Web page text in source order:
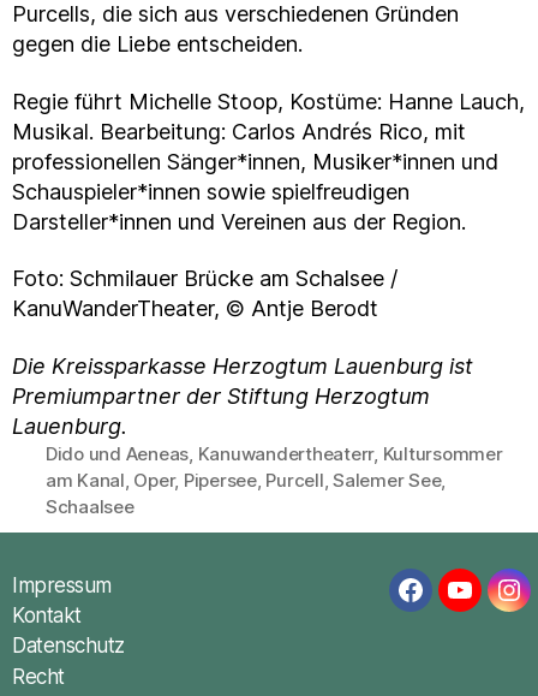
Purcells, die sich aus verschiedenen Gründen
gegen die Liebe entscheiden.
Regie führt Michelle Stoop, Kostüme: Hanne Lauch,
Musikal. Bearbeitung: Carlos Andrés Rico, mit
professionellen Sänger*innen, Musiker*innen und
Schauspieler*innen sowie spielfreudigen
Darsteller*innen und Vereinen aus der Region.
Foto: Schmilauer Brücke am Schalsee /
KanuWanderTheater, © Antje Berodt
Die Kreissparkasse Herzogtum Lauenburg ist
Premiumpartner der Stiftung Herzogtum
Lauenburg.
Schlagwörter
Dido und Aeneas Kanuwandertheaterr, Kultursommer
am Kanal Oper, Pipersee, Purcell ,Salemer See,
Schaalsee
Impressum
Kontakt
Datenschutz
Recht
Facebook